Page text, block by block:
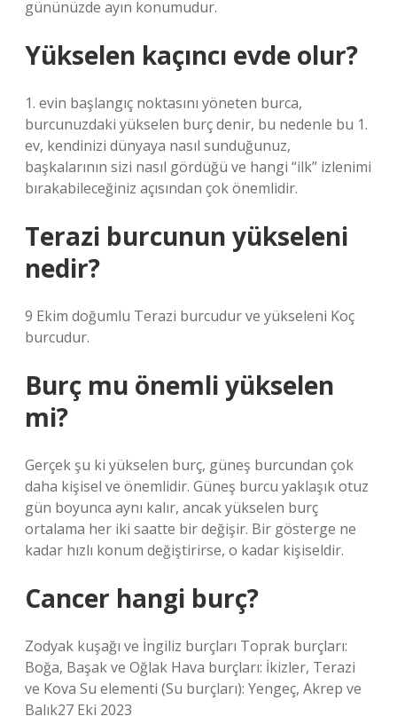
gününüzde ayın konumudur.
Yükselen kaçıncı evde olur?
1. evin başlangıç ​​noktasını yöneten burca,
burcunuzdaki yükselen burç denir, bu nedenle bu 1.
ev, kendinizi dünyaya nasıl sunduğunuz,
başkalarının sizi nasıl gördüğü ve hangi “ilk” izlenimi
bırakabileceğiniz açısından çok önemlidir.
Terazi burcunun yükseleni
nedir?
9 Ekim doğumlu Terazi burcudur ve yükseleni Koç
burcudur.
Burç mu önemli yükselen
mi?
Gerçek şu ki yükselen burç, güneş burcundan çok
daha kişisel ve önemlidir. Güneş burcu yaklaşık otuz
gün boyunca aynı kalır, ancak yükselen burç
ortalama her iki saatte bir değişir. Bir gösterge ne
kadar hızlı konum değiştirirse, o kadar kişiseldir.
Cancer hangi burç?
Zodyak kuşağı ve İngiliz burçları Toprak burçları:
Boğa, Başak ve Oğlak Hava burçları: İkizler, Terazi
ve Kova Su elementi (Su burçları): Yengeç, Akrep ve
Balık27 Eki 2023